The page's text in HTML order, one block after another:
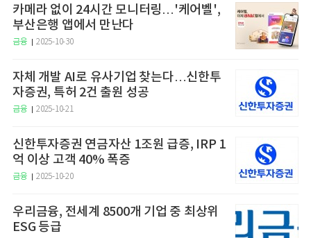
카메라 없이 24시간 모니터링…'케어벨',
부산은행 앱에서 만난다
금융 2025-10-30
자체 개발 AI로 유사기업 찾는다…신한투
자증권, 특허 2건 출원 성공
금융 2025-10-21
신한투자증권 연금자산 1조원 급증, IRP 1
억 이상 고객 40% 폭증
금융 2025-10-20
우리금융, 전세계 8500개 기업 중 최상위
ESG 등급